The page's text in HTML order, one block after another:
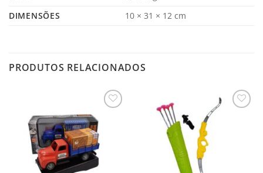
DIMENSÕES
10 × 31 × 12 cm
PRODUTOS RELACIONADOS